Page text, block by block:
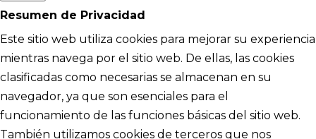
Resumen de Privacidad
Este sitio web utiliza cookies para mejorar su experiencia
mientras navega por el sitio web. De ellas, las cookies
clasificadas como necesarias se almacenan en su
navegador, ya que son esenciales para el
funcionamiento de las funciones básicas del sitio web.
También utilizamos cookies de terceros que nos